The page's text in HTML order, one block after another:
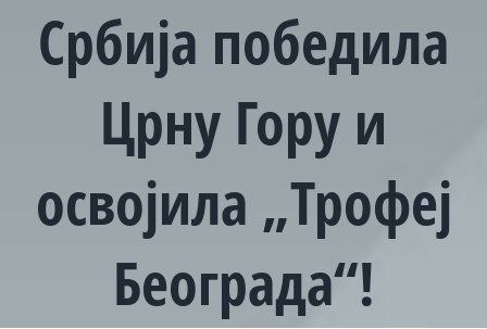
Србија победила
Црну Гору и
освојила „Трофеј
Београда“!